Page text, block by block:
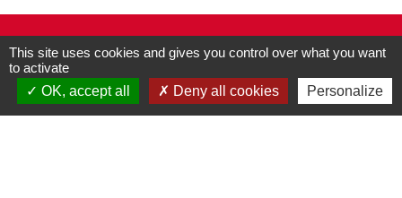
2 rue des Rossignols
27130 Pullay - FRANCE
+33 2 32 32 18 58
This site uses cookies and gives you control over what you want
to activate
OK, accept all
Deny all cookies Personalize